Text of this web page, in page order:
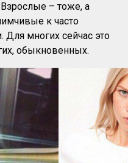
– тоже, а
к часто
многих сейчас это
обыкновенных.